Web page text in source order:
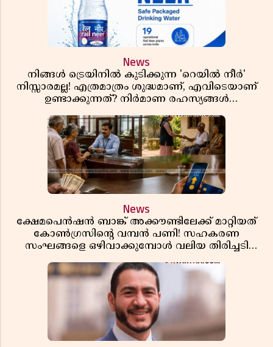
News
നിങ്ങൾ ട്രെയിനിൽ കുടിക്കുന്ന 'റെയിൽ നീർ'
നിസ്സാരമല്ല! എത്രമാത്രം ശുദ്ധമാണ്, എവിടെയാണ്
ഉണ്ടാക്കുന്നത്? നിർമാണ രഹസ്യങ്ങൾ
News
ക്ഷേമപെൻഷൻ ബാങ്ക് അക്കൗണ്ടിലേക്ക് മാറ്റിയത്
കോൺഗ്രസിന്റെ വമ്പൻ പണി! സഹകരണ
സംഘങ്ങളെ ഒഴിവാക്കുമ്പോൾ വലിയ തിരിച്ചടി